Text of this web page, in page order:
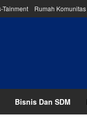
Tainment Rumah Komunitas
Bisnis Dan SDM